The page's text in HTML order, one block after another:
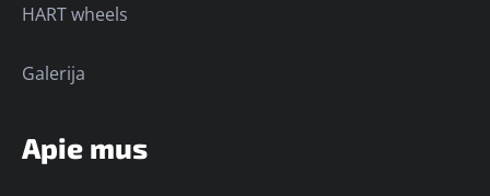
HART wheels
Galerija
Apie mus